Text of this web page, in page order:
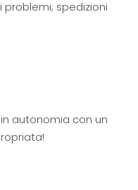
problemi; spedizioni
autonomia con un